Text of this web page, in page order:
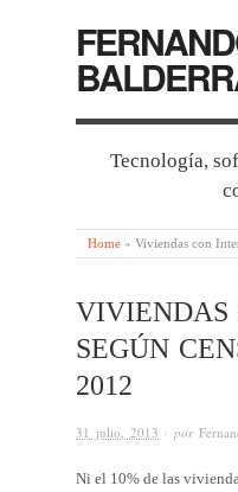
Tecnología,
Home » Viviendas con
VIVIENDAS
SEGÚN
2012
31 julio, 2013 · por
Ni el 10% de las